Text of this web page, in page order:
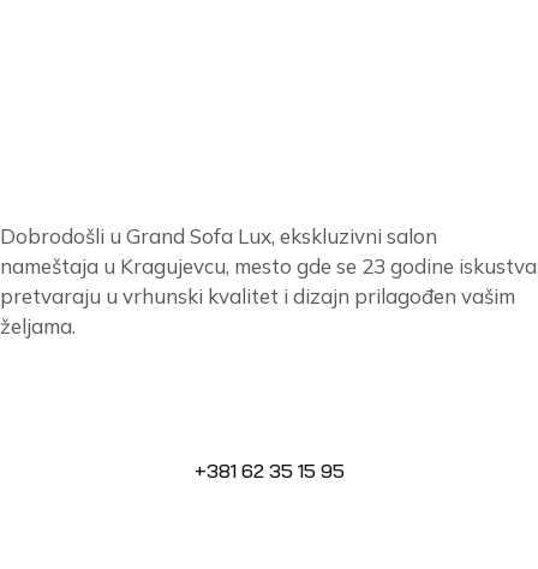
Dobrodošli u Grand Sofa Lux, ekskluzivni salon
nameštaja u Kragujevcu, mesto gde se 23 godine iskustva
pretvaraju u vrhunski kvalitet i dizajn prilagođen vašim
željama.
+381 62 35 15 95